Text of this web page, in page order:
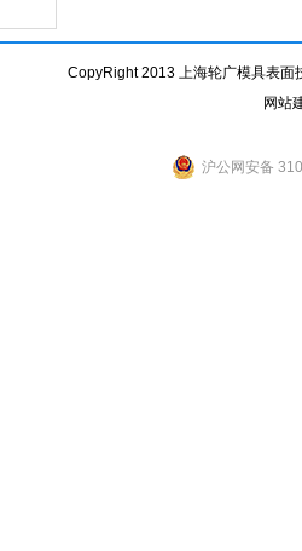
CopyRight 2013 上海轮广模具表
网站
沪公网安备